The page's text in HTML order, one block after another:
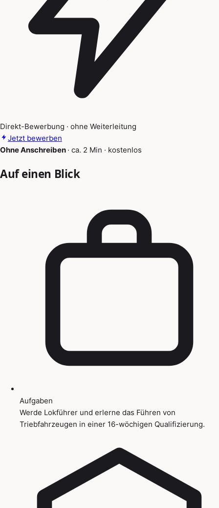
Direkt-Bewerbung · ohne Weiterleitung
Jetzt bewerben
Ohne Anschreiben · ca. 2 Min · kostenlos
Auf einen Blick
Aufgaben
Werde Lokführer und erlerne das Führen von
Triebfahrzeugen in einer 16-wöchigen Qualifizierung.